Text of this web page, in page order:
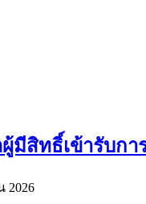
มีสิทธิ์เข้ารับก
2026